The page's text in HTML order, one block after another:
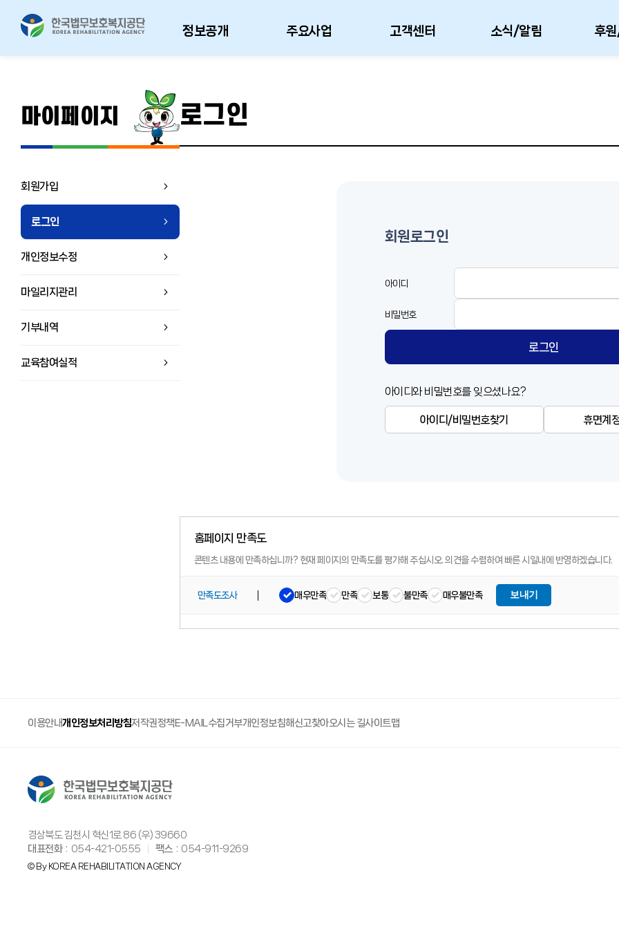
정보공개 주요사업 고객센터 소식/알림 후
마이페이지
회원가입
로그인
개인정보수정
마일리지관리
기부내역
교육참여실적
로그인
회원로그인
아이디
비밀번호
로그인
아이디와 비밀번호를 잊으셨나요?
아이디/비밀번호찾기 휴면계
홈페이지 만족도
콘텐츠 내용에 만족하십니까? 현재 페이지의 만족도를 평가해 주십시오. 의견을 수렴하여 빠른 시일내에 반영하겠습니다.
만족도조사 매우만족 만족 보통 불만족 매우불만족 보내기
이용안내개인정보처리방침저작권정책E-MAIL수집거부개인정보침해신고찾아오시는 길사이트맵
경상북도 김천시 혁신1로 86 (우) 39660
대표전화
054-421-0555 팩스 054-911-9269
© By KOREA REHABILITATION AGENCY